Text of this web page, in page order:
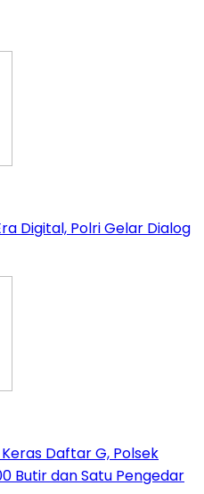
Digital, Polri Gelar Dialog
Daftar G, Polsek
Butir dan Satu Pengedar